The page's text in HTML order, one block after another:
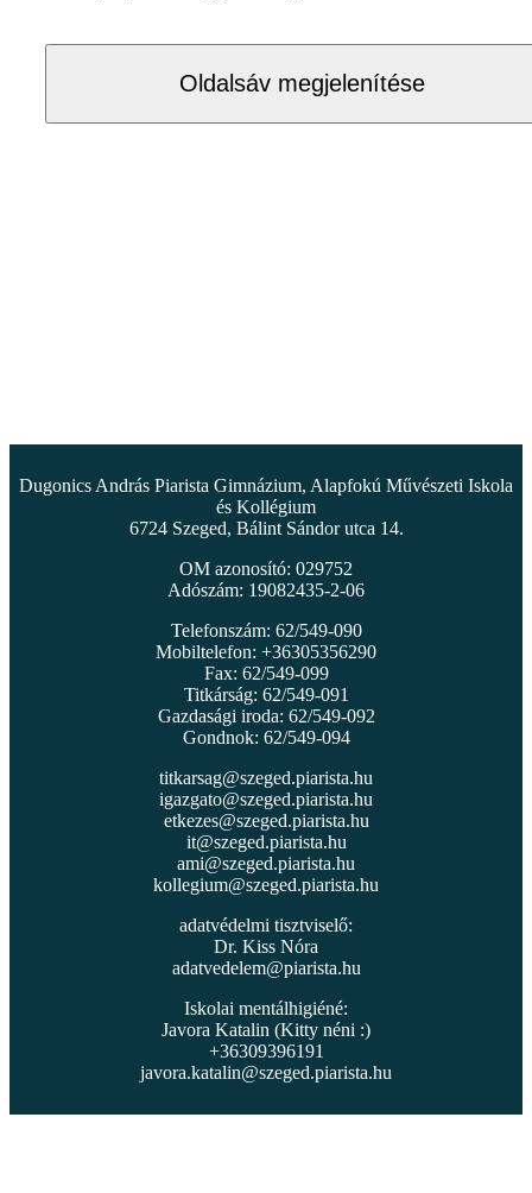
Oldalsáv megjelenítése
Dugonics András Piarista Gimnázium, Alapfokú Művészeti Iskola
és Kollégium
6724 Szeged, Bálint Sándor utca 14.
OM azonosító: 029752
Adószám: 19082435-2-06
Telefonszám: 62/549-090
Mobiltelefon: +36305356290
Fax: 62/549-099
Titkárság: 62/549-091
Gazdasági iroda: 62/549-092
Gondnok: 62/549-094
titkarsag@szeged.piarista.hu
igazgato@szeged.piarista.hu
etkezes@szeged.piarista.hu
it@szeged.piarista.hu
ami@szeged.piarista.hu
kollegium@szeged.piarista.hu
adatvédelmi tisztviselő:
Dr. Kiss Nóra
adatvedelem@piarista.hu
Iskolai mentálhigiéné:
Javora Katalin (Kitty néni :)
+36309396191
javora.katalin@szeged.piarista.hu